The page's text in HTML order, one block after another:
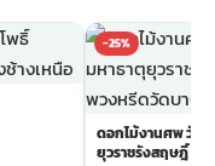
-25%
ดอกไม้งานศพ วัดม
ยุวราชรังสฤษฎิ์